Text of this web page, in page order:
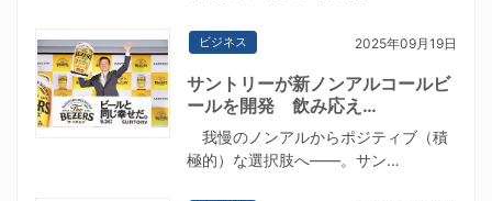
ビジネス 2025年09月19日
サントリーが新ノンアルコールビ
ールを開発 飲み応え…
我慢のノンアルからポジティブ（積
極的）な選択肢へ――。サン…